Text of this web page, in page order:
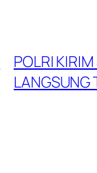
POLRI
LANGSUNG